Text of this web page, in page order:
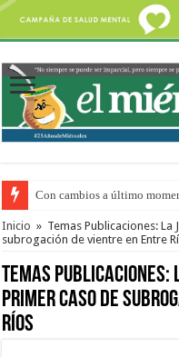
Con cambios a último
Inicio » Temas Publicaciones:
subrogación de vientre en Entre
Temas Publicaciones:
primer caso de
Ríos